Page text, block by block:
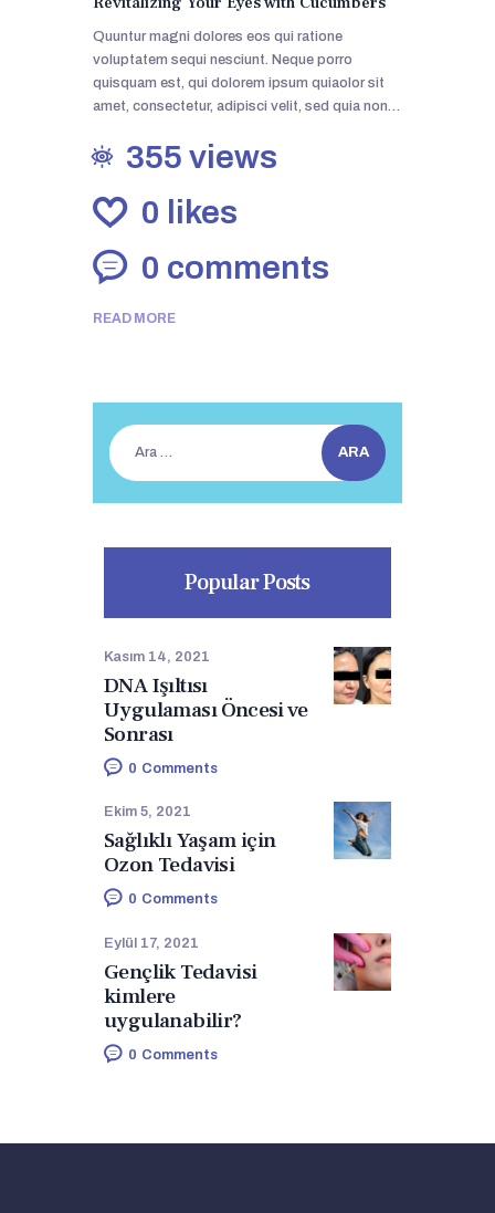
Quuntur magni dolores eos qui ratione
voluptatem sequi nesciunt. Neque porro
quisquam est, qui dolorem ipsum quiaolor sit
amet, consectetur, adipisci velit, sed quia non…
355 views
0 likes
0 comments
READ MORE
Arama:
Popular Posts
DNA Işıltısı
Uygulaması Öncesi ve
Sonrası
Kasım 14, 2021
0 Comments
Sağlıklı Yaşam için
Ozon Tedavisi
Ekim 5, 2021
0 Comments
Gençlik Tedavisi
kimlere
uygulanabilir?
Eylül 17, 2021
0 Comments